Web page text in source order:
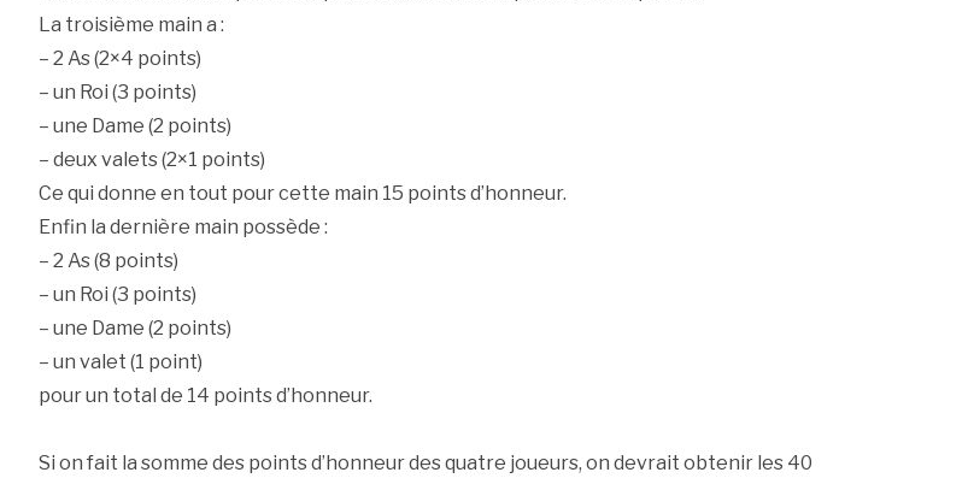
La troisième main a :
– 2 As (2×4 points)
– un Roi (3 points)
– une Dame (2 points)
– deux valets (2×1 points)
Ce qui donne en tout pour cette main 15 points d’honneur.
Enfin la dernière main possède :
– 2 As (8 points)
– un Roi (3 points)
– une Dame (2 points)
– un valet (1 point)
pour un total de 14 points d’honneur.
Si on fait la somme des points d’honneur des quatre joueurs, on devrait obtenir les 40